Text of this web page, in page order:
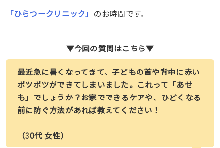
「ひらつークリニック」 のお時間です。
▼今回の質問はこちら▼
最近急に暑くなってきて、子どもの首や背中に赤い
ポツポツができてしまいました。これって「あせ
も」でしょうか？お家でできるケアや、ひどくなる
前に防ぐ方法があれば教えてください！
（30代 女性）